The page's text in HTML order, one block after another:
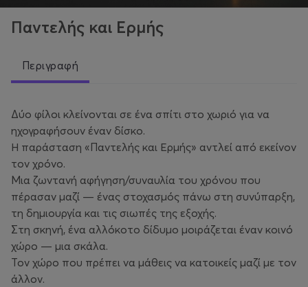
Παντελής και Ερμής
Περιγραφή
Δύο φίλοι κλείνονται σε ένα σπίτι στο χωριό για να
ηχογραφήσουν έναν δίσκο.
Η παράσταση «Παντελής και Ερμής» αντλεί από εκείνον
τον χρόνο.
Mια ζωντανή αφήγηση/συναυλία του χρόνου που
πέρασαν μαζί — ένας στοχασμός πάνω στη συνύπαρξη,
τη δημιουργία και τις σιωπές της εξοχής.
Στη σκηνή, ένα αλλόκοτο δίδυμο μοιράζεται έναν κοινό
χώρο — μια σκάλα.
Τον χώρο που πρέπει να μάθεις να κατοικείς μαζί με τον
άλλον.